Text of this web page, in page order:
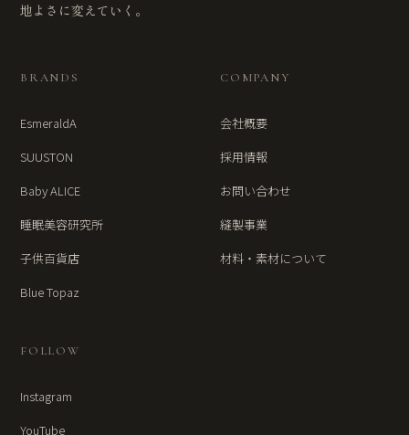
地よさに変えていく。
BRANDS
EsmeraldA
SUUSTON
Baby ALICE
睡眠美容研究所
子供百貨店
Blue Topaz
COMPANY
会社概要
採用情報
お問い合わせ
縫製事業
材料・素材について
FOLLOW
Instagram
YouTube